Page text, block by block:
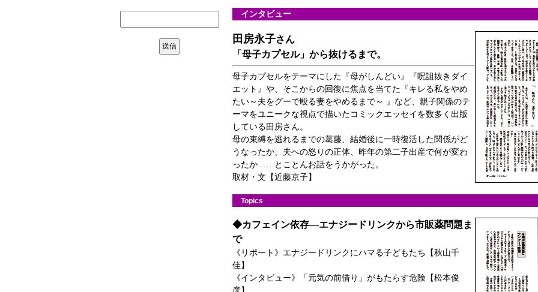
インタビュー
田房永子さん
「母子カプセル」から抜けるまで。
母子カプセルをテーマにした『母がしんどい』『呪詛抜きダイ
エット』や、そこからの回復に焦点を当てた『キレる私をやめ
たい～夫をグーで殴る妻をやめるまで～ 』など、親子関係のテ
ーマをユニークな視点で描いたコミックエッセイを数多く出版
している田房さん。
母の束縛を逃れるまでの葛藤、結婚後に一時復活した関係がど
うなったか、夫への怒りの正体、昨年の第二子出産で何が変わ
ったか……とことんお話をうかがった。
取材・文【近藤京子】
Topics
◆カフェイン依存―エナジードリンクから市販薬問題ま
で
《リポート》エナジードリンクにハマる子どもたち【秋山千
佳】
《インタビュー》「元気の前借り」がもたらす危険【松本俊